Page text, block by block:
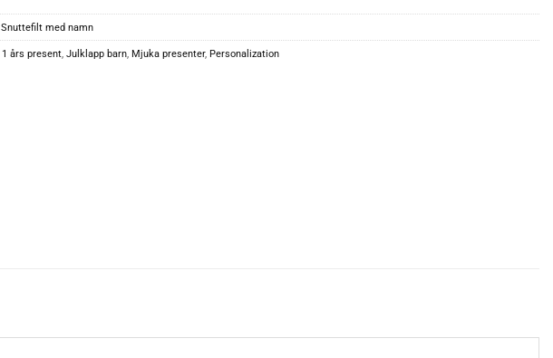
Snuttefilt med namn
1 års present, Julklapp barn, Mjuka presenter, Personalization